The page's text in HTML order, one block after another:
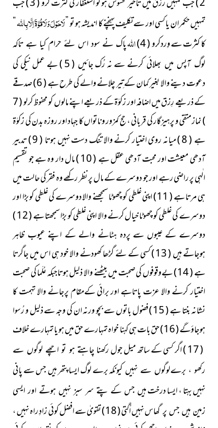
تمہیں حکمران یا کسی اور سے تکلیف پہنچنے کا اندیشہ ہو تو ”لَاحَوْلَ وَلَاقُوَّۃَ اِلَّابِاللہ“
کا کثرت سے وِردکرو ( 4 )
اللہپاک نے سود اس لئے حرام کیا ہے تاکہ
لوگ آپس میں بھلائی کرنے
سے نہ رُک جائیں ( 5 ) بے عمل نیکی کی
دعوت دینے والا بغیر کمان کے تِیر چلانے والے کی طرح ہے ( 6 ) صدقے
کے ذریعے رِزق میں اضافہ اور زکوٰۃ کے ذریعے اپنے مالوں کو محفوظ کرلو ( 7
) نماز متقی و پرہیزگار کی قربانی ، حج کمزور وناتواں کا جہاد اور روزہ بدن کی زکوٰۃ
ہے ( 8 ) میانہ روی اختیار کرنے والا تنگ دست نہیں ہوتا ( 9 ) تدبیر
آدھی معیشت اور محبت آدھی عقل ہے ( 10 ) مال دار وہ ہے جو تقسیمِ
الٰہی پر راضی رہے اور جو دوسرے کے مال پر نظر رکھے وہ فقر کی حالت میں
ہی مرتا ہے ( 11 ) اپنی غلطی کو چھوٹا سمجھنے والا دوسرے کی غلطی کو بڑا اور
دوسرے کی غلطی کو چھوٹا خیال کرنے والا اپنی غلطی کو بڑا سمجھتا ہے ( 12 )
دوسرے کے عیبوں سے پردہ ہٹانے والے کے اپنے عیوب ظاہر
ہوجاتے ہیں ( 13 ) کسی کے لئے گڑھا کھودنے والا خود ہی اس میں جاگرتا
ہے ( 14 ) بےوقوفوں کی صحبت میں بیٹھنے والا ذلیل ہوتاجبکہ عُلَما کی صحبت
اختیار کرنے والا عزت پاتاہے اور برائی کےمقام پرجانے والا تہمت کا
نشانہ بنتا ہے ( 15 ) فضول باتوں سے بچو ورنہ ان کی وجہ سے ذلیل و رُسوا
ہوجاؤگے ( 16 ) حق بات ہی کہنا خواہ تمہارے حق میں ہو یا تمہارے خلاف
( 17 ) اگر کسی کے ساتھ میل جول
رکھنا چاہتے ہو تو اچھے لوگوں سے
رکھو ، برےلوگوں سے نہیں کیونکہبرے لوگ ایسا پتھر ہیں جس سے پانی
نہیں بہتا ، ایسا درختہیں جس کے پتے سر سبز نہیں ہوتے اور ایسی
زمین ہیں جس پر گھاس
نہیں اُگتی ( 18 ) تقویٰ سے افضل کوئی زادِ راہ نہیں ،